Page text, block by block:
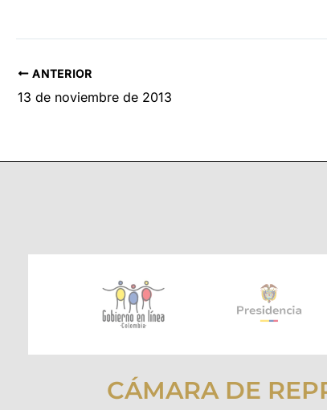
ANTERIOR
13 de noviembre de 2013
CÁMARA DE